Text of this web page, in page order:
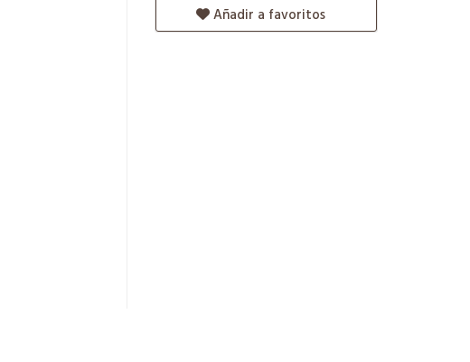
Añadir a favoritos